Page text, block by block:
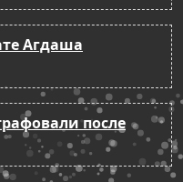
Агдаша
после